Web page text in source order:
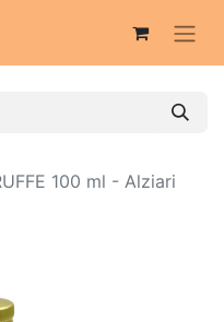
100 ml - Alziari